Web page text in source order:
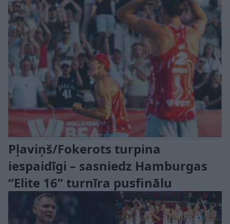
Pļaviņš/Fokerots turpina
iespaidīgi – sasniedz Hamburgas
“Elite 16” turnīra pusfinālu